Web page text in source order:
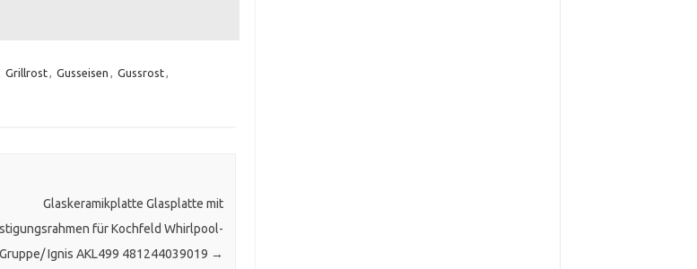
Grillrost, Gusseisen , Gussrost,
Glaskeramikplatte Glasplatte mit
für Kochfeld Whirlpool-
Gruppe/ Ignis AKL499 481244039019 →